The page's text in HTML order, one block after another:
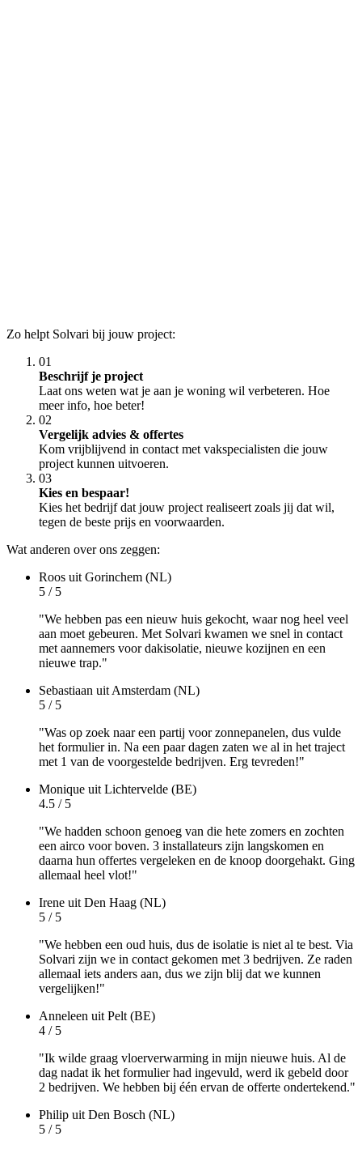
Zo helpt Solvari bij jouw project:
01
Beschrijf je project
Laat ons weten wat je aan je woning wil verbeteren. Hoe
meer info, hoe beter!
02
Vergelijk advies & offertes
Kom vrijblijvend in contact met vakspecialisten die jouw
project kunnen uitvoeren.
03
Kies en bespaar!
Kies het bedrijf dat jouw project realiseert zoals jij dat wil,
tegen de beste prijs en voorwaarden.
Wat anderen over ons zeggen:
Roos uit Gorinchem (NL)
5 / 5
"We hebben pas een nieuw huis gekocht, waar nog heel veel
aan moet gebeuren. Met Solvari kwamen we snel in contact
met aannemers voor dakisolatie, nieuwe kozijnen en een
nieuwe trap."
Sebastiaan uit Amsterdam (NL)
5 / 5
"Was op zoek naar een partij voor zonnepanelen, dus vulde
het formulier in. Na een paar dagen zaten we al in het traject
met 1 van de voorgestelde bedrijven. Erg tevreden!"
Monique uit Lichtervelde (BE)
4.5 / 5
"We hadden schoon genoeg van die hete zomers en zochten
een airco voor boven. 3 installateurs zijn langskomen en
daarna hun offertes vergeleken en de knoop doorgehakt. Ging
allemaal heel vlot!"
Irene uit Den Haag (NL)
5 / 5
"We hebben een oud huis, dus de isolatie is niet al te best. Via
Solvari zijn we in contact gekomen met 3 bedrijven. Ze raden
allemaal iets anders aan, dus we zijn blij dat we kunnen
vergelijken!"
Anneleen uit Pelt (BE)
4 / 5
"Ik wilde graag vloerverwarming in mijn nieuwe huis. Al de
dag nadat ik het formulier had ingevuld, werd ik gebeld door
2 bedrijven. We hebben bij één ervan de offerte ondertekend."
Philip uit Den Bosch (NL)
5 / 5